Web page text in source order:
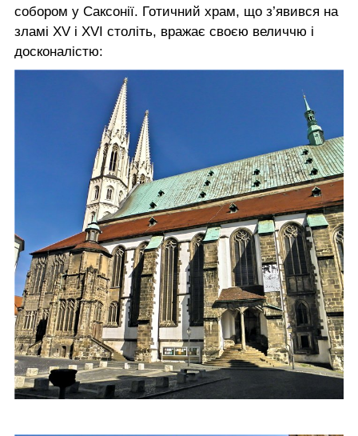
собором у Саксонії. Готичний храм, що з’явився на
зламі XV і XVI століть, вражає своєю величчю і
досконалістю: